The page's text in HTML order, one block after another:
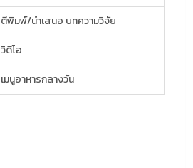
ตีพิมพ์/นำเสนอ บทความวิจัย
วิดีโอ
เมนูอาหารกลางวัน